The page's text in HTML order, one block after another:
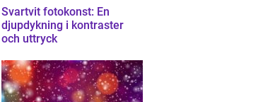
Svartvit fotokonst: En
djupdykning i kontraster
och uttryck